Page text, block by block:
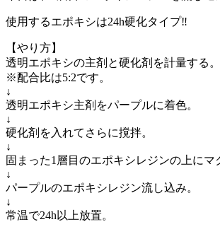
使用するエポキシは24h硬化タイプ‼️
【やり方】
透明エポキシの主剤と硬化剤を計量する。
※配合比は5:2です。
↓
透明エポキシ主剤をパープルに着色。
↓
硬化剤を入れてさらに撹拌。
↓
固まった1層目のエポキシレジンの上に
↓
パープルのエポキシレジン流し込み。
↓
常温で24h以上放置。